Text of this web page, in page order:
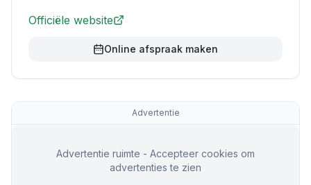
Officiële website
Online afspraak maken
Advertentie
Advertentie ruimte - Accepteer cookies om
advertenties te zien